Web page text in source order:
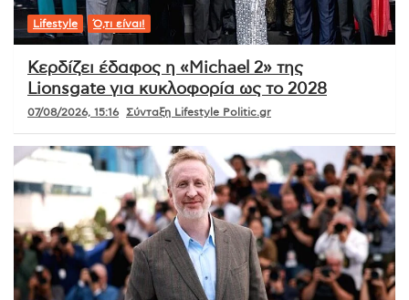
Lifestyle Ό,τι είναι!
Κερδίζει έδαφος η «Michael 2» της
Lionsgate για κυκλοφορία ως το 2028
07/08/2026, 15:16 Σύνταξη Lifestyle Politic.gr